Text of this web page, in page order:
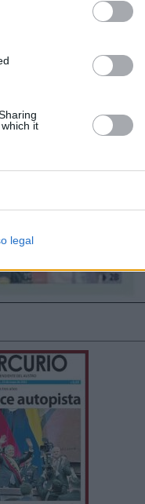
it
legal